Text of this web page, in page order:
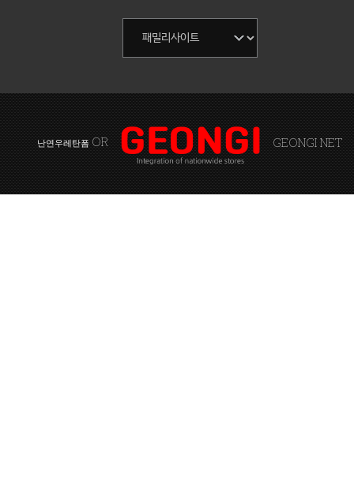
난연우레탄폼 OR GEONGI NET